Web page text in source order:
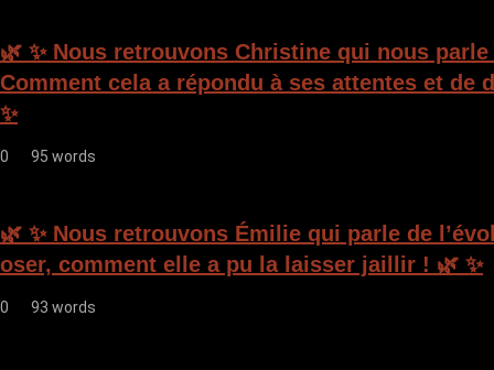
🌿 ✨ Nous retrouvons Christine qui nous
Comment cela a répondu à ses attentes et
✨
0 95 words
🌿 ✨ Nous retrouvons Émilie qui parle de
oser, comment elle a pu la laisser jaillir ! 🌿 ✨
0 93 words